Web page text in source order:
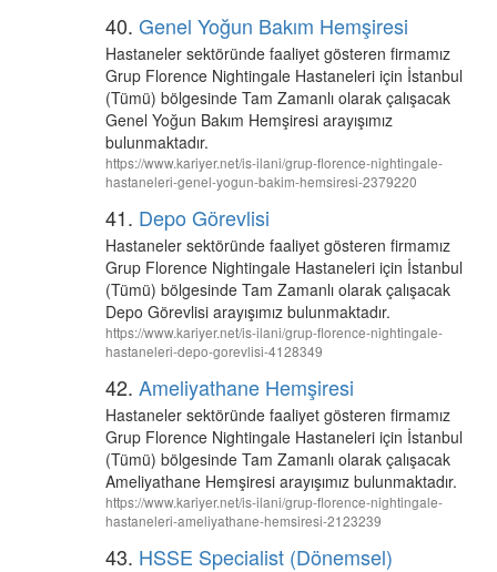
40. Genel Yoğun Bakım Hemşiresi
Hastaneler sektöründe faaliyet gösteren firmamız
Grup Florence Nightingale Hastaneleri için İstanbul
(Tümü) bölgesinde Tam Zamanlı olarak çalışacak
Genel Yoğun Bakım Hemşiresi arayışımız
bulunmaktadır.
https://www.kariyer.net/is-ilani/grup-florence-nightingale-
hastaneleri-genel-yogun-bakim-hemsiresi-2379220
41. Depo Görevlisi
Hastaneler sektöründe faaliyet gösteren firmamız
Grup Florence Nightingale Hastaneleri için İstanbul
(Tümü) bölgesinde Tam Zamanlı olarak çalışacak
Depo Görevlisi arayışımız bulunmaktadır.
https://www.kariyer.net/is-ilani/grup-florence-nightingale-
hastaneleri-depo-gorevlisi-4128349
42. Ameliyathane Hemşiresi
Hastaneler sektöründe faaliyet gösteren firmamız
Grup Florence Nightingale Hastaneleri için İstanbul
(Tümü) bölgesinde Tam Zamanlı olarak çalışacak
Ameliyathane Hemşiresi arayışımız bulunmaktadır.
https://www.kariyer.net/is-ilani/grup-florence-nightingale-
hastaneleri-ameliyathane-hemsiresi-2123239
43. HSSE Specialist (Dönemsel)